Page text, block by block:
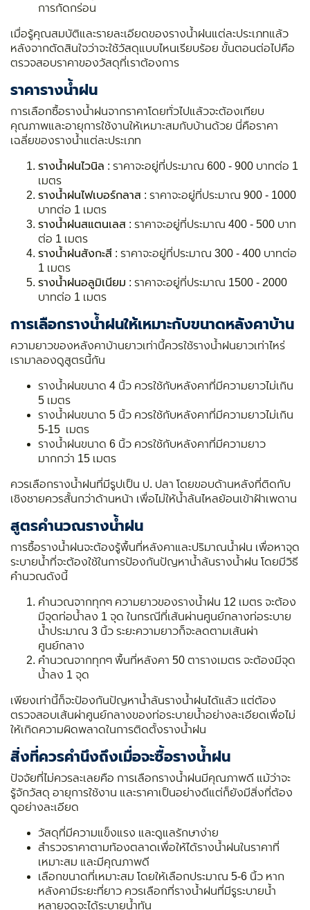
การกัดกร่อน
เมื่อรู้คุณสมบัติและรายละเอียดของรางน้ำฝนแต่ละประเภทแล้ว
หลังจากตัดสินใจว่าจะใช้วัสดุแบบไหนเรียบร้อย ขั้นตอนต่อไปคือ
ตรวจสอบราคาของวัสดุที่เราต้องการ
ราคารางน้ำฝน
การเลือกซื้อรางน้ำฝนจากราคาโดยทั่วไปแล้วจะต้องเทียบ
คุณภาพและอายุการใช้งานให้เหมาะสมกับบ้านด้วย นี่คือราคา
เฉลี่ยของรางน้ำแต่ละประเภท
รางน้ำฝนไวนิล : ราคาจะอยู่ที่ประมาณ 600 - 900 บาทต่อ 1
เมตร
รางน้ำฝนไฟเบอร์กลาส : ราคาจะอยู่ที่ประมาณ 900 - 1000
บาทต่อ 1 เมตร
รางน้ำฝนสแตนเลส : ราคาจะอยู่ที่ประมาณ 400 - 500 บาท
ต่อ 1 เมตร
รางน้ำฝนสังกะสี : ราคาจะอยู่ที่ประมาณ 300 - 400 บาทต่อ
1 เมตร
รางน้ำฝนอลูมิเนียม : ราคาจะอยู่ที่ประมาณ 1500 - 2000
บาทต่อ 1 เมตร
การเลือกรางน้ำฝนให้เหมาะกับขนาดหลังคาบ้าน
ความยาวของหลังคาบ้านยาวเท่านี้ควรใช้รางน้ำฝนยาวเท่าไหร่
เรามาลองดูสูตรนี้กัน
รางน้ำฝนขนาด 4 นิ้ว ควรใช้กับหลังคาที่มีความยาวไม่เกิน
5 เมตร
รางน้ำฝนขนาด 5 นิ้ว ควรใช้กับหลังคาที่มีความยาวไม่เกิน
5-15 เมตร
รางน้ำฝนขนาด 6 นิ้ว ควรใช้กับหลังคาที่มีความยาว
มากกว่า 15 เมตร
ควรเลือกรางน้ำฝนที่มีรูปเป็น ป. ปลา โดยขอบด้านหลังที่ติดกับ
เชิงชายควรสั้นกว่าด้านหน้า เพื่อไม่ให้น้ำล้นไหลย้อนเข้าฝ้าเพดาน
สูตรคำนวณรางน้ำฝน
การซื้อรางน้ำฝนจะต้องรู้พื้นที่หลังคาและปริมาณน้ำฝน เพื่อหาจุด
ระบายน้ำที่จะต้องใช้ในการป้องกันปัญหาน้ำล้นรางน้ำฝน โดยมีวิธี
คำนวณดังนี้
คำนวณจากทุกๆ ความยาวของรางน้ำฝน 12 เมตร จะต้อง
มีจุดท่อน้ำลง 1 จุด ในกรณีที่เส้นผ่านศูนย์กลางท่อระบาย
น้ำประมาณ 3 นิ้ว ระยะความยาวก็จะลดตามเส้นผ่า
ศูนย์กลาง
คำนวณจากทุกๆ พื้นที่หลังคา 50 ตารางเมตร จะต้องมีจุด
น้ำลง 1 จุด
เพียงเท่านี้ก็จะป้องกันปัญหาน้ำล้นรางน้ำฝนได้แล้ว แต่ต้อง
ตรวจสอบเส้นผ่าศูนย์กลางของท่อระบายน้ำอย่างละเอียดเพื่อไม่
ให้เกิดความผิดพลาดในการติดตั้งรางน้ำฝน
สิ่งที่ควรคำนึงถึงเมื่อจะซื้อรางน้ำฝน
ปัจจัยที่ไม่ควรละเลยคือ การเลือกรางน้ำฝนมีคุณภาพดี แม้ว่าจะ
รู้จักวัสดุ อายุการใช้งาน และราคาเป็นอย่างดีแต่ก็ยังมีสิ่งที่ต้อง
ดูอย่างละเอียด
วัสดุที่มีความแข็งแรง และดูแลรักษาง่าย
สำรวจราคาตามท้องตลาดเพื่อให้ได้รางน้ำฝนในราคาที่
เหมาะสม และมีคุณภาพดี
เลือกขนาดที่เหมาะสม โดยให้เลือกประมาณ 5-6 นิ้ว หาก
หลังคามีระยะที่ยาว ควรเลือกที่รางน้ำฝนที่มีรูระบายน้ำ
หลายจุดจะได้ระบายน้ำทัน